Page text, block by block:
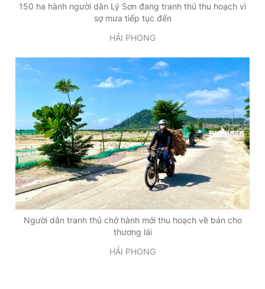
150 ha hành người dân Lý Sơn đang tranh thủ thu hoạch vì
sợ mưa tiếp tục đến
HẢI PHONG
Người dân tranh thủ chở hành mới thu hoạch về bán cho
thương lái
HẢI PHONG